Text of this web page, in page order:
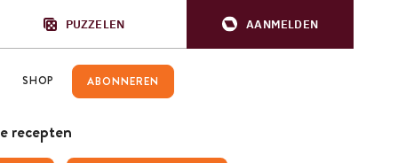
PUZZELEN AANMELDEN
SHOP ABONNEREN
recepten